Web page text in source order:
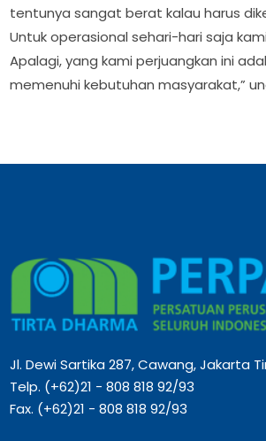
tentunya sangat berat kalau harus
Untuk operasional sehari-hari saja
Apalagi, yang kami perjuangkan ini
memenuhi kebutuhan masyarakat,”
Jl. Dewi Sartika 287, Cawang, Jakarta
Telp. (+62)21 - 808 818 92/93
Fax. (+62)21 - 808 818 92/93